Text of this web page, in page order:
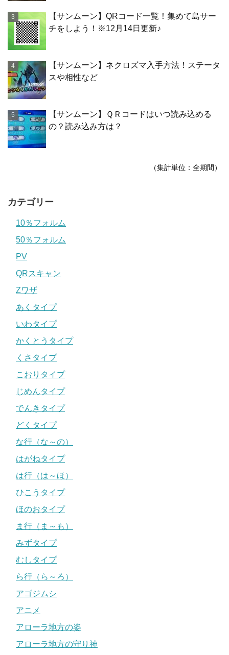
【サンムーン】QRコード一覧！集めて島サー
チをしよう！※12月14日更新♪
【サンムーン】ネクロズマ入手方法！ステータ
スや相性など
【サンムーン】ＱＲコードはいつ読み込める
の？読み込み方は？
（集計単位：全期間）
カテゴリー
10％フォルム
50％フォルム
PV
QRスキャン
Zワザ
あくタイプ
いわタイプ
かくとうタイプ
くさタイプ
こおりタイプ
じめんタイプ
でんきタイプ
どくタイプ
な行（な～の）
はがねタイプ
は行（は～ほ）
ひこうタイプ
ほのおタイプ
ま行（ま～も）
みずタイプ
むしタイプ
ら行（ら～ろ）
アゴジムシ
アニメ
アローラ地方の姿
アローラ地方の守り神